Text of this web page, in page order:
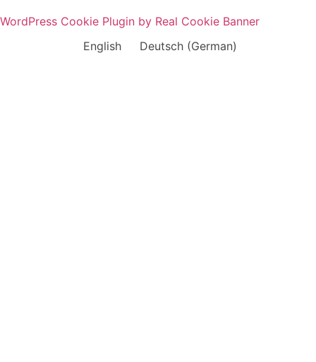
WordPress Cookie Plugin by Real Cookie Banner
English
Deutsch (German)